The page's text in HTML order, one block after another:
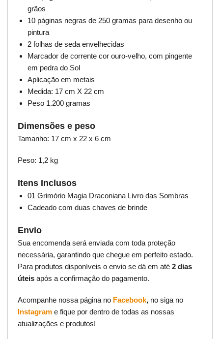
grãos
10 páginas negras de 250 gramas para desenho ou
pintura
2 folhas de seda envelhecidas
Marcador de corrente cor ouro-velho, com pingente
em pedra do Sol
Aplicação em metais
Medida: 17 cm X 22 cm
Peso 1.200 gramas
Dimensões e peso
Tamanho: 17 cm x 22 x 6 cm
Peso: 1,2 kg
Itens Inclusos
01 Grimório Magia Draconiana Livro das Sombras
Cadeado com duas chaves de brinde
Envio
Sua encomenda será enviada com toda proteção
necessária, garantindo que chegue em perfeito estado.
Para produtos disponíveis o envio se dá em até 2 dias
úteis após a confirmação do pagamento.
Acompanhe nossa página no Facebook, no siga no
Instagram e fique por dentro de todas as nossas
atualizações e produtos!